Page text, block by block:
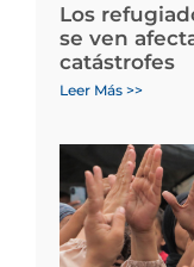
Los
se ven
catástrofes
Leer Más >>